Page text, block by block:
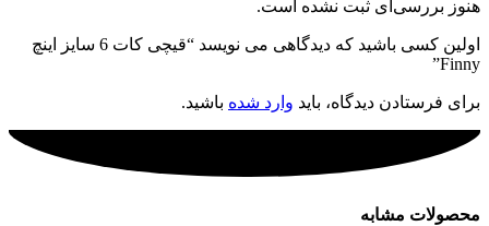
هنوز بررسی‌ای ثبت نشده است.
اولین کسی باشید که دیدگاهی می نویسد “قیچی کات 6 سایز اینچ
Finny”
برای فرستادن دیدگاه، باید وارد شده باشید.
محصولات مشابه